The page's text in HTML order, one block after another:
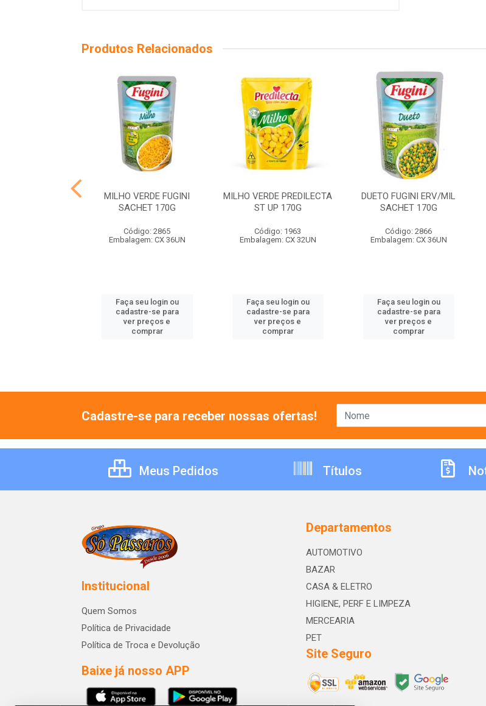
Produtos Relacionados
MILHO VERDE FUGINI
SACHET 170G
Código: 2865
Embalagem: CX 36UN
Faça seu login ou
cadastre-se para
ver preços e
comprar
MILHO VERDE PREDILECTA
ST UP 170G
Código: 1963
Embalagem: CX 32UN
Faça seu login ou
cadastre-se para
ver preços e
comprar
DUETO FUGINI ERV/MIL
SACHET 170G
Código: 2866
Embalagem: CX 36UN
Faça seu login ou
cadastre-se para
ver preços e
comprar
Cadastre-se para receber nossas ofertas!
Meus Pedidos Títulos
Institucional
Quem Somos
Política de Privacidade
Política de Troca e Devolução
Baixe já nosso APP
Departamentos
AUTOMOTIVO
BAZAR
CASA & ELETRO
HIGIENE, PERF E LIMPEZA
MERCEARIA
PET
Site Seguro